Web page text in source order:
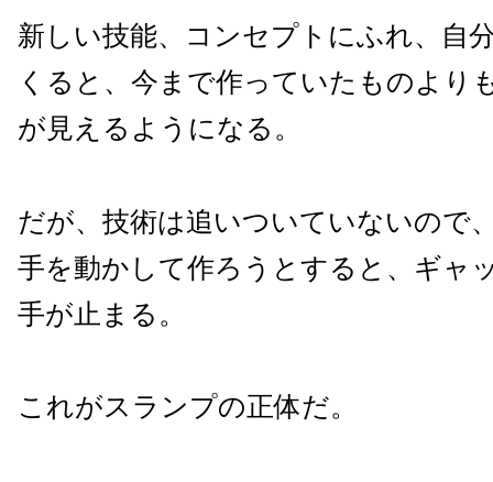
新しい技能、コンセプトにふれ、自
くると、今まで作っていたものより
が見えるようになる。
だが、技術は追いついていないので
手を動かして作ろうとすると、ギャ
手が止まる。
これがスランプの正体だ。